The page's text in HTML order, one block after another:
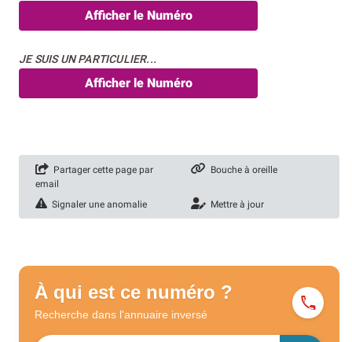
Afficher le Numéro
JE SUIS UN PARTICULIER...
Afficher le Numéro
Partager cette page par
email
Bouche à oreille
Signaler une anomalie Mettre à jour
À qui est ce numéro ?
Recherche dans l'annuaire inversé